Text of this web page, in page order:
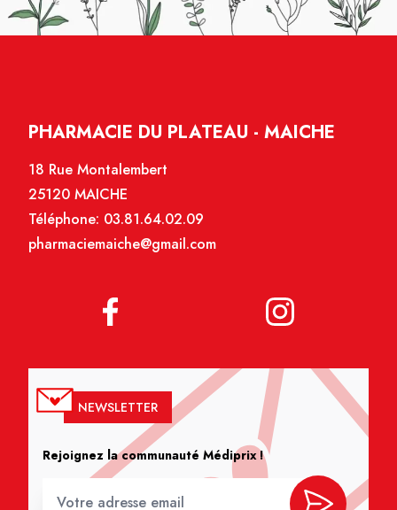
PHARMACIE DU PLATEAU - MAICHE
18 Rue Montalembert
25120 MAICHE
Téléphone: 03.81.64.02.09
pharmaciemaiche@gmail.com
NEWSLETTER
Rejoignez la communauté Médiprix !